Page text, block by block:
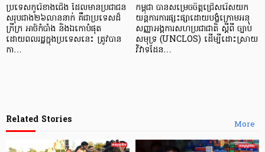
ប្រទេសកូរ៉េខាងជើង ដែលមានប្រជាជន
សរុបជាង២៦​លាននាក់ គឹជាប្រទេសដ៏
ក្រីក្រ អាថ៍កំបាំង និងឯកោ​បំផុត
ដោយពល​រដ្ឋក្នុង​ប្រទេសនេះ ​​ត្រូ​វបាន​
កា…
កម្ពុជា បានសម្រេចចិត្តជ្រើសរើសយក
យន្តការការផ្សះផ្សាដោយបង្ខំក្រោមអនុ
សញ្ញាអង្គការសហប្រជាជាតិ ស្តីពី ច្បាប់
សមុទ្រ (UNCLOS) ដើម្បីដោះស្រាយ
វិវាទដែន…
More
Related Stories